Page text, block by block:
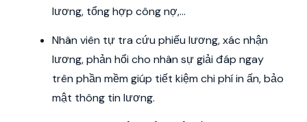
lương, tổng hợp công nợ,…
Nhân viên tự tra cứu phiếu lương, xác nhận
lương, phản hổi cho nhân sự giải đáp ngay
trên phần mềm giúp tiết kiệm chi phí in ấn, bảo
mật thông tin lương.